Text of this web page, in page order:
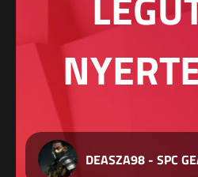
DEASZA98 - SPC